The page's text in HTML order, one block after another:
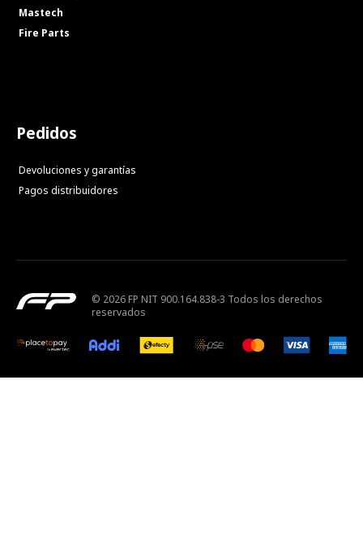
Mastech
Fire Parts
Pedidos
Devoluciones y garantías
Pagos distribuidores
© 2026 FP NIT 900.164.838-3 Todos los derechos
reservados